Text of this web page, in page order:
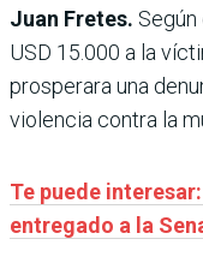
Juan Fretes.
USD 15.000 a la
prosperara una
violencia contra la
Te puede
entregado a la